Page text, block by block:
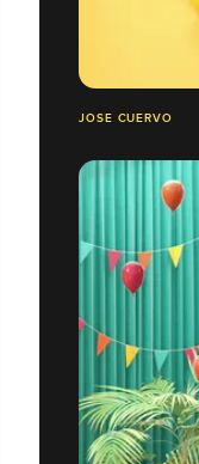
JOSE CUERVO